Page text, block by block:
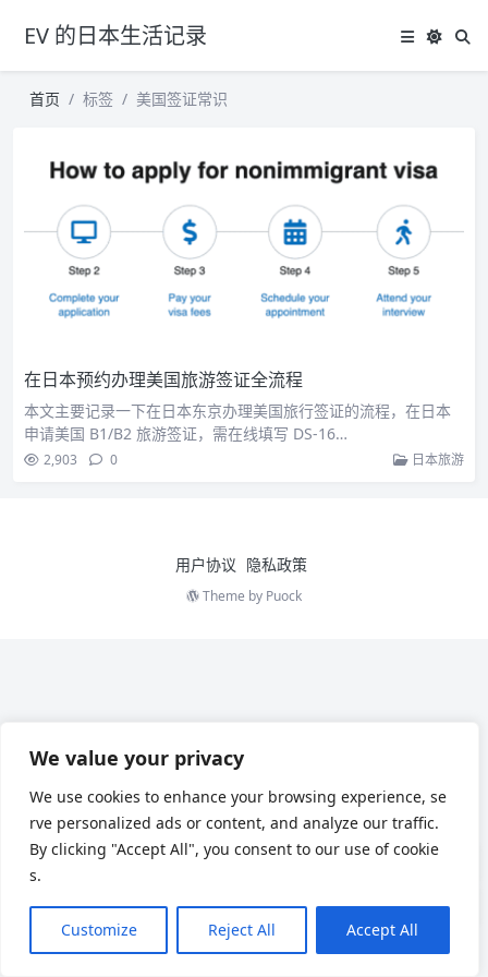
We value your privacy
We use cookies to enhance your browsing experience, se
rve personalized ads or content, and analyze our traffic.
By clicking "Accept All", you consent to our use of cookie
s.
Customize Reject All Accept All
EV 的日本生活记录
首页 标签 美国签证常识
在日本预约办理美国旅游签证全流程
本文主要记录一下在日本东京办理美国旅行签证的流程，在日本
申请美国 B1/B2 旅游签证，需在线填写 DS-16…
2,903 0 日本旅游
用户协议 隐私政策
Theme by Puock